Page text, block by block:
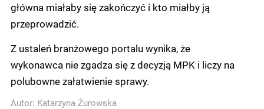
główna miałaby się zakończyć i kto miałby ją
przeprowadzić.
Z ustaleń branżowego portalu wynika, że
wykonawca nie zgadza się z decyzją MPK i liczy na
polubowne załatwienie sprawy.
Autor: Katarzyna Żurowska